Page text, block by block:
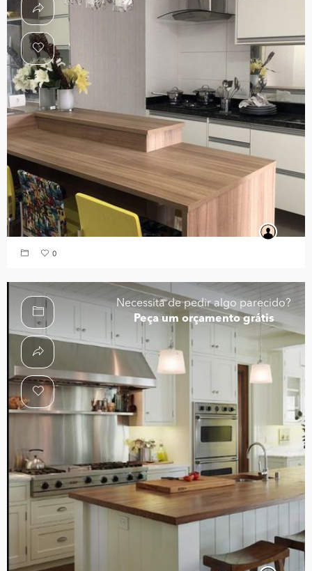
0
Necessita de pedir algo parecido?
Peça um orçamento grátis